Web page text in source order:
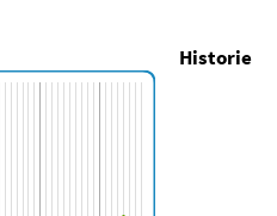
Historie